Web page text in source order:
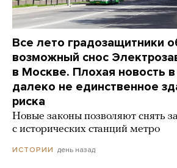
Все лето градозащитники
возможный снос
в Москве. Плохая новость
далеко не единственное
риска
Новые законы позволяют снять
с исторических станций метро
ИСТОРИИ день назад